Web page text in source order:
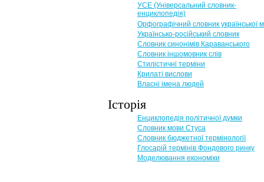
УСЕ (Універсальний словник-
енциклопедія)
Орфографічний словник української
Українсько-російський словник
Словник синонімів Караванського
Словник іншомовник слів
Стилістичні терміни
Крилаті вислови
Власні імена людей
Історія
Енциклопедія політичної думки
Словник мови Стуса
Словник бюджетної термінології
Глосарій термінів Фондового ринку
Моделювання економіки